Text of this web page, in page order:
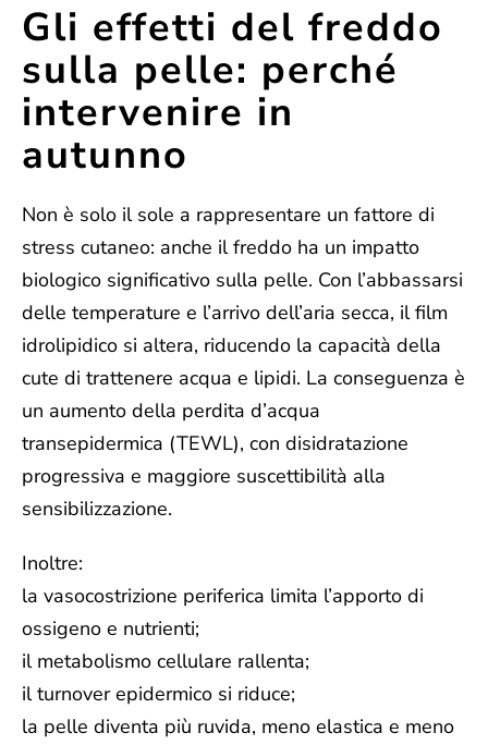
Gli effetti del freddo
sulla pelle: perché
intervenire in
autunno
Non è solo il sole a rappresentare un fattore di
stress cutaneo: anche il freddo ha un impatto
biologico significativo sulla pelle. Con l’abbassarsi
delle temperature e l’arrivo dell’aria secca, il film
idrolipidico si altera, riducendo la capacità della
cute di trattenere acqua e lipidi. La conseguenza è
un aumento della perdita d’acqua
transepidermica (TEWL), con disidratazione
progressiva e maggiore suscettibilità alla
sensibilizzazione.
Inoltre:
la vasocostrizione periferica limita l’apporto di
ossigeno e nutrienti;
il metabolismo cellulare rallenta;
il turnover epidermico si riduce;
la pelle diventa più ruvida, meno elastica e meno